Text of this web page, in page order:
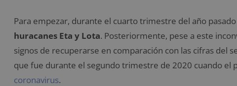
Para empezar, durante el cuarto trimestre del año
huracanes Eta y Lota. Posteriormente, pese a este
signos de recuperarse en comparación con las cifras del
que fue durante el segundo trimestre de 2020 cuando el
coronavirus.